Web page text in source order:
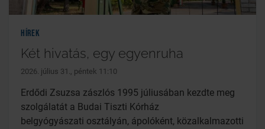
Hírek
Két hivatás, egy egyenruha
2026. július 31., péntek 11:10
Erdődi Zsuzsa zászlós 1995 júliusában kezdte meg
szolgálatát a Budai Tiszti Kórház
belgyógyászati osztályán, ápolóként, közalkalmazotti